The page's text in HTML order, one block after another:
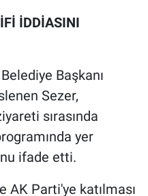
İDDİASINI
Başkanı
Sezer,
sırasında
yer
ifade etti.
AK Parti'ye katılması